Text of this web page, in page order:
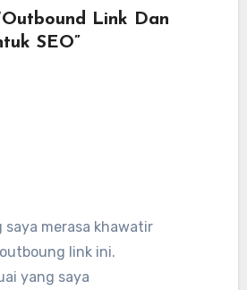
Link Dan
SEO”
saya merasa khawatir
link ini.
yang saya